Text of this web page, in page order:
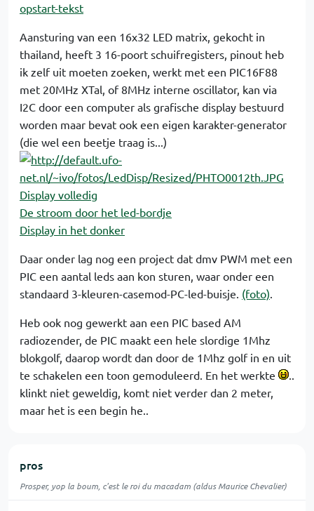
opstart-tekst
Aansturing van een 16x32 LED matrix, gekocht in
thailand, heeft 3 16-poort schuifregisters, pinout heb
ik zelf uit moeten zoeken, werkt met een PIC16F88
met 20MHz XTal, of 8MHz interne oscillator, kan via
I2C door een computer als grafische display bestuurd
worden maar bevat ook een eigen karakter-generator
(die wel een beetje traag is...)
Display volledig
De stroom door het led-bordje
Display in het donker
Daar onder lag nog een project dat dmv PWM met een
PIC een aantal leds aan kon sturen, waar onder een
standaard 3-kleuren-casemod-PC-led-buisje. (foto).
Heb ook nog gewerkt aan een PIC based AM
radiozender, de PIC maakt een hele slordige 1Mhz
blokgolf, daarop wordt dan door de 1Mhz golf in en uit
te schakelen een toon gemoduleerd. En het werkte
..
klinkt niet geweldig, komt niet verder dan 2 meter,
maar het is een begin he..
pros
Prosper, yop la boum, c'est le roi du macadam (aldus Maurice Chevalier)